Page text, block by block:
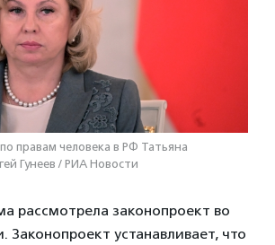
правам человека в РФ Татьяна
Гунеев / РИА Новости
рассмотрела законопроект во
Законопроект устанавливает, что